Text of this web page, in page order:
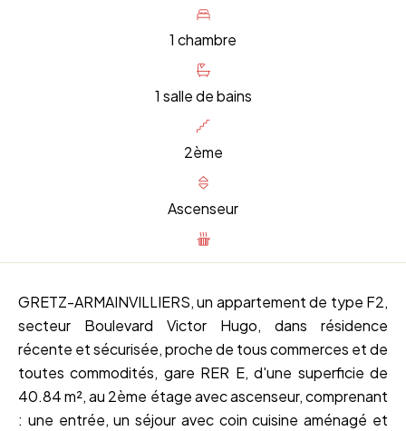
1 chambre
1 salle de bains
2ème
Ascenseur
GRETZ-ARMAINVILLIERS, un appartement de type F2,
secteur Boulevard Victor Hugo, dans résidence
récente et sécurisée, proche de tous commerces et de
toutes commodités, gare RER E, d'une superficie de
40.84 m², au 2ème étage avec ascenseur, comprenant
: une entrée, un séjour avec coin cuisine aménagé et